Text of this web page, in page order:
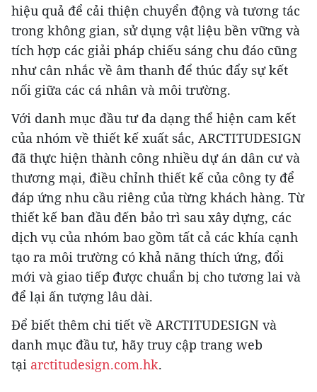
hiệu quả để cải thiện chuyển động và tương tác
trong không gian, sử dụng vật liệu bền vững và
tích hợp các giải pháp chiếu sáng chu đáo cũng
như cân nhắc về âm thanh để thúc đẩy sự kết
nối giữa các cá nhân và môi trường.
Với danh mục đầu tư đa dạng thể hiện cam kết
của nhóm về thiết kế xuất sắc, ARCTITUDESIGN
đã thực hiện thành công nhiều dự án dân cư và
thương mại, điều chỉnh thiết kế của công ty để
đáp ứng nhu cầu riêng của từng khách hàng. Từ
thiết kế ban đầu đến bảo trì sau xây dựng, các
dịch vụ của nhóm bao gồm tất cả các khía cạnh
tạo ra môi trường có khả năng thích ứng, đổi
mới và giao tiếp được chuẩn bị cho tương lai và
để lại ấn tượng lâu dài.
Để biết thêm chi tiết về ARCTITUDESIGN và
danh mục đầu tư, hãy truy cập trang web
tại arctitudesign.com.hk.